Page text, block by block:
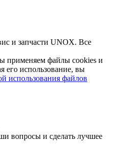
и запчасти UNOX. Все
применяем файлы cookies и
его использование, вы
использования файлов
вопросы и сделать лучшее